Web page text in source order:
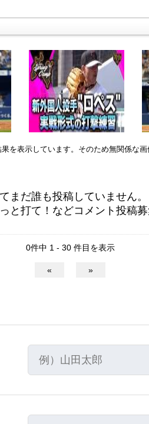
を表示しています。そのため無関係な画
まだ誰も投稿していません。
と打て！などコメント投稿募
0件中 1 - 30 件目を表示
« »